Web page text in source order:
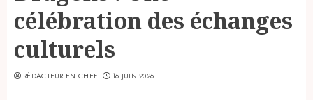
célébration des échanges
culturels
RÉDACTEUR EN CHEF 16 JUIN 2026